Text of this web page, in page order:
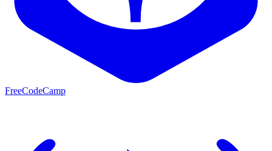
FreeCodeCamp